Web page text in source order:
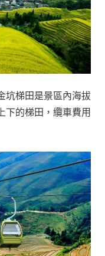
坑梯田是景區內海拔
下的梯田，纜車費用